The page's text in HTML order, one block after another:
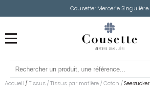
Cousette: Mercerie Singulière
Accueil / Tissus /Tissus par matière /Coton / Seersucker